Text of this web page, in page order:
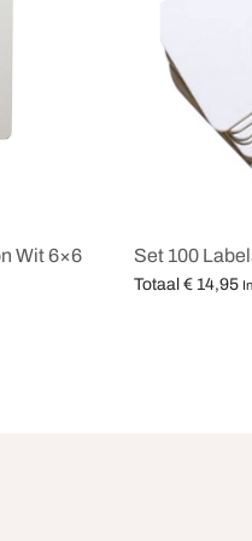
Wit 6×6 Set 100
Totaal € 14,95